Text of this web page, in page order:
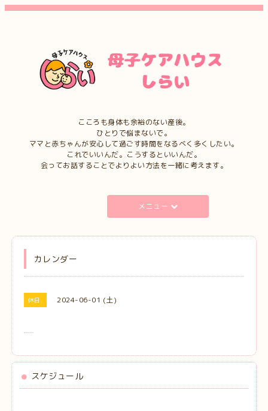
こころも身体も余裕のない産後。
ひとりで悩まないで。
ママと赤ちゃんが安心して過ごす時間をなるべく多くしたい。
これでいいんだ。こうするといいんだ。
会ってお話することでよりよい方法を一緒に考えます。
メニュー
カレンダー
休日 2024-06-01 (土)
スケジュール